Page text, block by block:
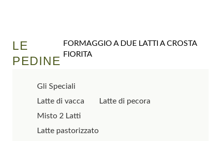
LE
PEDINE
FORMAGGIO A DUE LATTI A CROSTA
FIORITA
Gli Speciali
Latte di vacca
Latte di pecora
Misto 2 Latti
Latte pastorizzato